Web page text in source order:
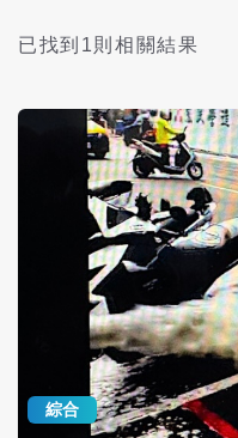
已找到1則相關結果
綜合